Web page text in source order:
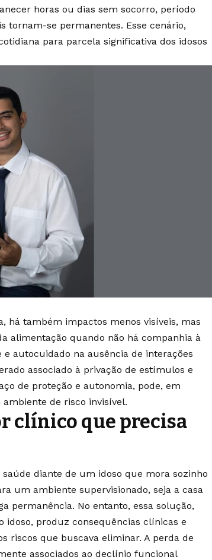
horas ou dias sem socorro, período
tornam-se permanentes. Esse cenário,
para parcela significativa dos idosos
há também impactos menos visíveis, mas
alimentação quando não há companhia à
autocuidado na ausência de interações
associado à privação de estímulos e
de proteção e autonomia, pode, em
de risco invisível.
clínico que precisa
diante de um idoso que mora sozinho
um ambiente supervisionado, seja a casa
permanência. No entanto, essa solução,
idoso, produz consequências clínicas e
riscos que buscava eliminar. A perda de
associados ao declínio funcional